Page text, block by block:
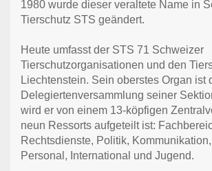
1980 wurde dieser veraltete Name in
Tierschutz STS geändert.
Heute umfasst der STS 71 Schweizer
Tierschutzorganisationen und den
Liechtenstein. Sein oberstes Organ ist
Delegiertenversammlung seiner
wird er von einem 13-köpfigen
neun Ressorts aufgeteilt ist:
Rechtsdienste, Politik,
Personal, International und Jugend.